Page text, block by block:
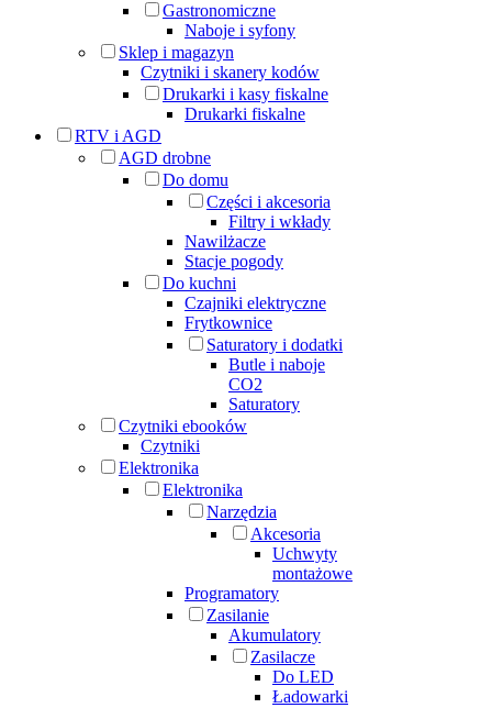
Gastronomiczne
Naboje i syfony
Sklep i magazyn
Czytniki i skanery kodów
Drukarki i kasy fiskalne
Drukarki fiskalne
RTV i AGD
AGD drobne
Do domu
Części i akcesoria
Filtry i wkłady
Nawilżacze
Stacje pogody
Do kuchni
Czajniki elektryczne
Frytkownice
Saturatory i dodatki
Butle i naboje
CO2
Saturatory
Czytniki ebooków
Czytniki
Elektronika
Elektronika
Narzędzia
Akcesoria
Uchwyty
montażowe
Programatory
Zasilanie
Akumulatory
Zasilacze
Do LED
Ładowarki